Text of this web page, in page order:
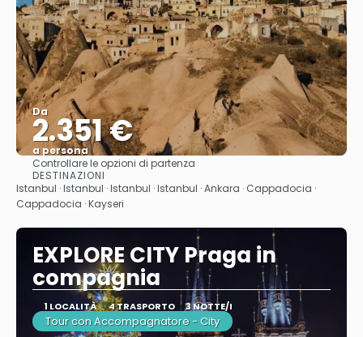
Da
2.351 €
a persona
Vedere
Controllare le opzioni di partenza
DESTINAZIONI
Istanbul · Istanbul · Istanbul · Istanbul · Ankara · Cappadocia ·
Cappadocia · Kayseri
EXPLORE CITY Praga in
compagnia
1 LOCALITÀ 4 TRASPORTO 3 NOTTE/I
Tour con Accompagnatore - City